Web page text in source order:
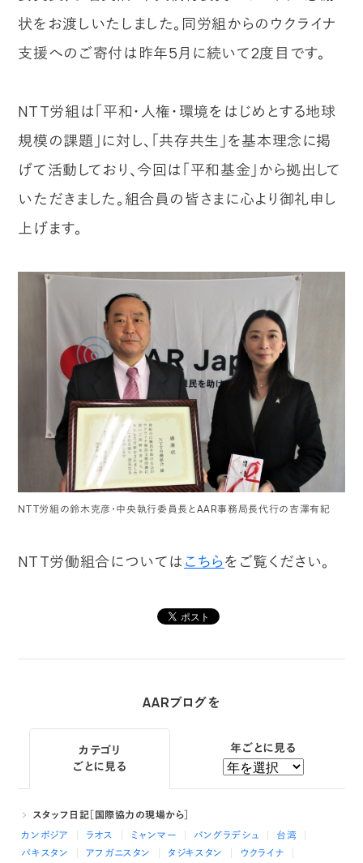
状をお渡しいたしました。同労組からのウクライナ
支援へのご寄付は昨年5月に続いて2度目です。
NTT労組は「平和・人権・環境をはじめとする地球
規模の課題」に対し、「共存共生」を基本理念に掲
げて活動しており、今回は「平和基金」から拠出して
いただきました。組合員の皆さまに心より御礼申し
上げます。
NTT労組の鈴木克彦・中央執行委員長とAAR事務局長代行の吉澤有紀
NTT労働組合については こちらをご覧ください。
AARブログを
カテゴリ
ごとに見る
スタッフ日記［国際協力の現場から］
カンボジア
ラオス ミャンマー バングラデシュ
台湾
パキスタン
アフガニスタン タジキスタン
ウクライナ
年ごとに見る